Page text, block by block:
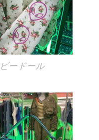
ードール